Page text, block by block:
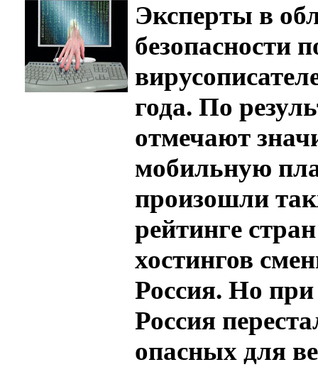
Эксперты в
безопасности
года. По
отмечают
мобильную
произошли
рейтинге
хостингов
Россия. Но при
Россия
опасных для